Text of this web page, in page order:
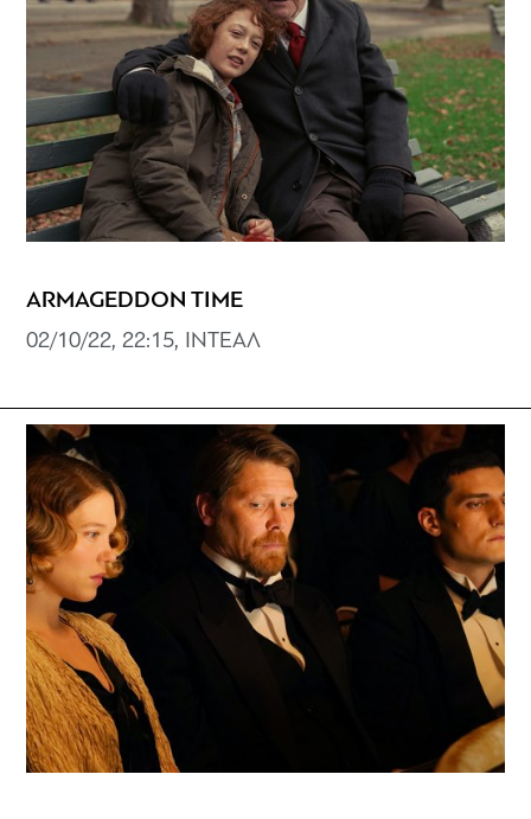
ARMAGEDDON TIME
02/10/22, 22:15, ΙΝΤΕΑΛ